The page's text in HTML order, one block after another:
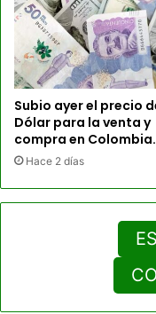
Subio ayer el precio
Dólar para la venta y
compra en Colombia.
Hace 2 días